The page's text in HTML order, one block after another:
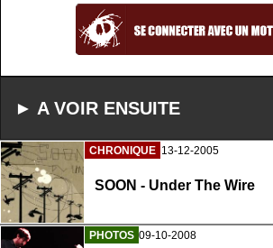
► A VOIR ENSUITE
CHRONIQUE 13-12-2005
SOON - Under The Wire
PHOTOS 09-10-2008